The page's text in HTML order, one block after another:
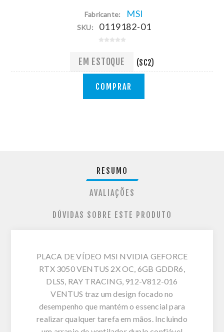
Fabricante: MSI
SKU: 0119182-01
EM ESTOQUE (SC2)
COMPRAR
RESUMO
AVALIAÇÕES
DÚVIDAS SOBRE ESTE PRODUTO
PLACA DE VÍDEO MSI NVIDIA GEFORCE
RTX 3050 VENTUS 2X OC, 6GB GDDR6,
DLSS, RAY TRACING, 912-V812-016
VENTUS traz um design focado no
desempenho que mantém o essencial para
realizar qualquer tarefa em mãos. Incluindo